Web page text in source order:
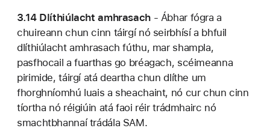
3.14 Dlíthiúlacht amhrasach - Ábhar fógra a
chuireann chun cinn táirgí nó seirbhísí a bhfuil
dlíthiúlacht amhrasach fúthu, mar shampla,
pasfhocail a fuarthas go bréagach, scéimeanna
pirimide, táirgí atá deartha chun dlíthe um
fhorghníomhú luais a sheachaint, nó cur chun cinn
tíortha nó réigiúin atá faoi réir trádmhairc nó
smachtbhannaí trádála SAM.